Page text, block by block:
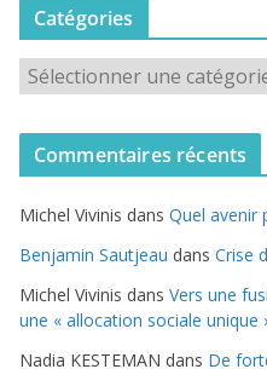
Catégories
t
o
r
i
e
Commentaires récents
Michel Vivinis dans Quel avenir
Benjamin Sautjeau dans Crise
Michel Vivinis dans Vers une
une « allocation sociale unique
Nadia KESTEMAN dans De